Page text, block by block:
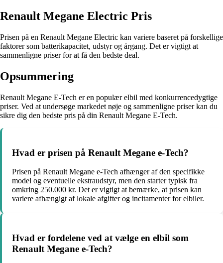
Renault Megane Electric Pris
Prisen på en Renault Megane Electric kan variere baseret på forskellige
faktorer som batterikapacitet, udstyr og årgang. Det er vigtigt at
sammenligne priser for at få den bedste deal.
Opsummering
Renault Megane E-Tech er en populær elbil med konkurrencedygtige
priser. Ved at undersøge markedet nøje og sammenligne priser kan du
sikre dig den bedste pris på din Renault Megane E-Tech.
Hvad er prisen på Renault Megane e-Tech?
Prisen på Renault Megane e-Tech afhænger af den specifikke
model og eventuelle ekstraudstyr, men den starter typisk fra
omkring 250.000 kr. Det er vigtigt at bemærke, at prisen kan
variere afhængigt af lokale afgifter og incitamenter for elbiler.
Hvad er fordelene ved at vælge en elbil som
Renault Megane e-Tech?